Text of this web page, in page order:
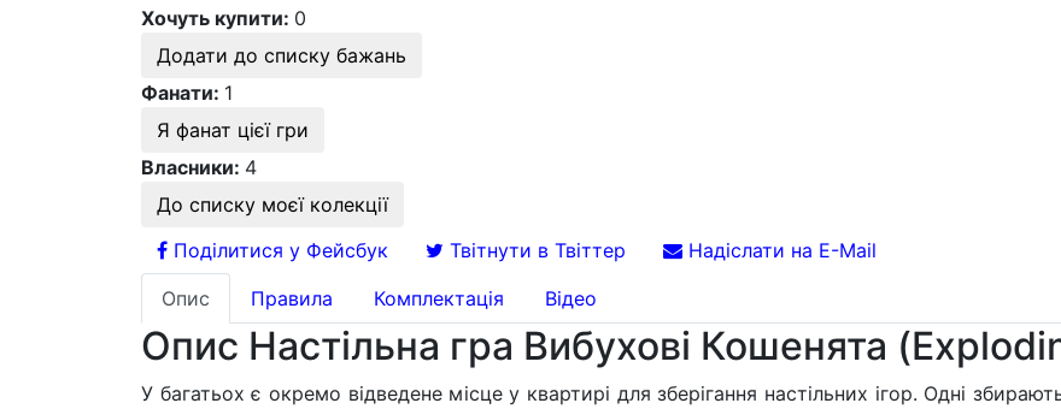
Хочуть купити: 0
Додати до списку бажань
Фанати: 1
Я фанат цієї гри
Власники: 4
До списку моєї колекції
Поділитися у Фейсбук
Твітнути в Твіттер
Надіслати на E-Mail
Опис
Правила Комплектація Відео
Опис Настільна гра Вибухові Кошенята
У багатьох є окремо відведене місце у квартирі для зберігання настільних ігор. Одні